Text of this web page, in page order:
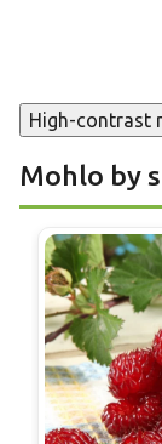
High-contrast
Mohlo by